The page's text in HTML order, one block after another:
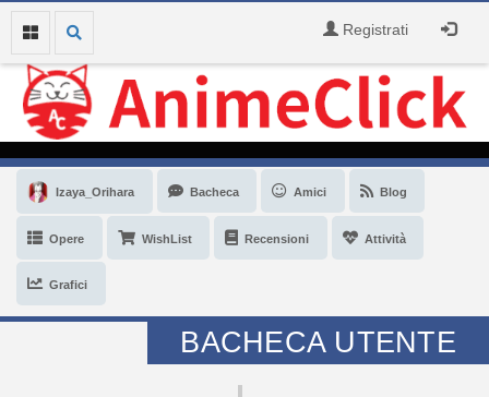
Registrati
Izaya_Orihara Bacheca Amici Blog
Opere WishList Recensioni Attività
Grafici
BACHECA UTENTE